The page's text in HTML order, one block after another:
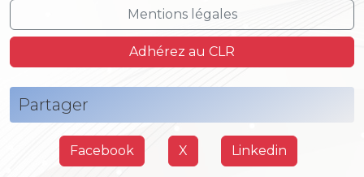
Mentions légales
Adhérez au CLR
Partager
Facebook X Linkedin